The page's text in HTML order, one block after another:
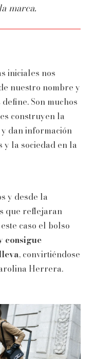
marca.
iniciales nos
nuestro nombre y
Son muchos
construyen la
dan información
y la sociedad en la
y desde la
que reflejaran
caso el bolso
consigue
, convirtiéndose
Herrera.